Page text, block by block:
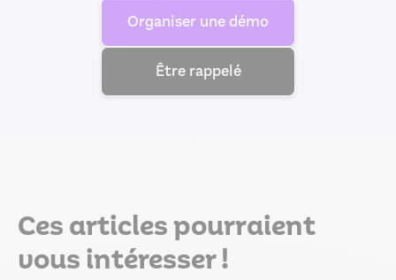
Organiser une démo
Être rappelé
Ces articles pourraient
vous intéresser !